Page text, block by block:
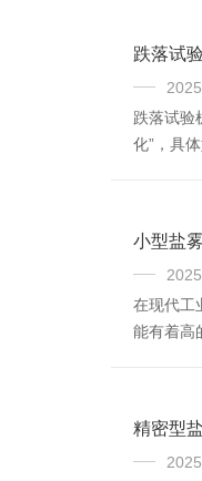
跌落试
跌落试验
化”，具
小型盐
在现代工
能有着高
精密型